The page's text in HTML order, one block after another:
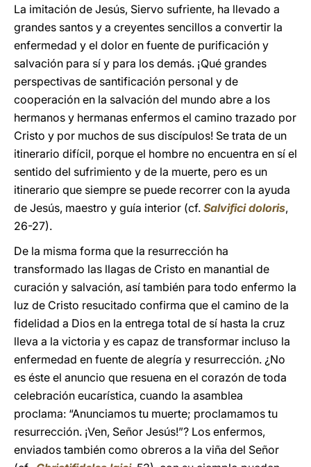
La imitación de Jesús, Siervo sufriente, ha llevado a
grandes santos y a creyentes sencillos a convertir la
enfermedad y el dolor en fuente de purificación y
salvación para sí y para los demás. ¡Qué grandes
perspectivas de santificación personal y de
cooperación en la salvación del mundo abre a los
hermanos y hermanas enfermos el camino trazado por
Cristo y por muchos de sus discípulos! Se trata de un
itinerario difícil, porque el hombre no encuentra en sí el
sentido del sufrimiento y de la muerte, pero es un
itinerario que siempre se puede recorrer con la ayuda
de Jesús, maestro y guía interior (cf. Salvifici doloris,
26-27).
De la misma forma que la resurrección ha
transformado las llagas de Cristo en manantial de
curación y salvación, así también para todo enfermo la
luz de Cristo resucitado confirma que el camino de la
fidelidad a Dios en la entrega total de sí hasta la cruz
lleva a la victoria y es capaz de transformar incluso la
enfermedad en fuente de alegría y resurrección. ¿No
es éste el anuncio que resuena en el corazón de toda
celebración eucarística, cuando la asamblea
proclama: “Anunciamos tu muerte; proclamamos tu
resurrección. ¡Ven, Señor Jesús!”? Los enfermos,
enviados también como obreros a la viña del Señor